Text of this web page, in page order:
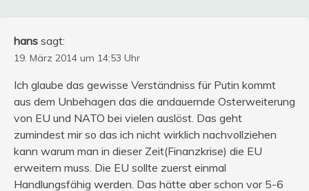
hans sagt:
19. März 2014 um 14:53 Uhr
Ich glaube das gewisse Verständniss für Putin kommt
aus dem Unbehagen das die andauernde Osterweiterung
von EU und NATO bei vielen auslöst. Das geht
zumindest mir so das ich nicht wirklich nachvollziehen
kann warum man in dieser Zeit(Finanzkrise) die EU
erweitern muss. Die EU sollte zuerst einmal
Handlungsfähig werden. Das hätte aber schon vor 5-6